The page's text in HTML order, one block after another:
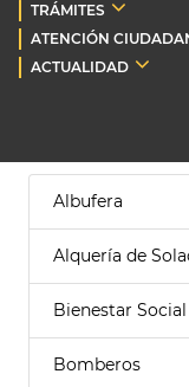
TRÁMITES
ATENCIÓN
ACTUALIDAD
Albufera
Alquería de
Bienestar Social
Bomberos